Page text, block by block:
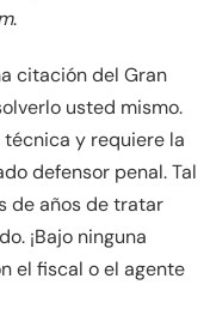
.
citación del Gran
usted mismo.
y requiere la
defensor penal. Tal
de años de tratar
¡Bajo ninguna
el fiscal o el agente